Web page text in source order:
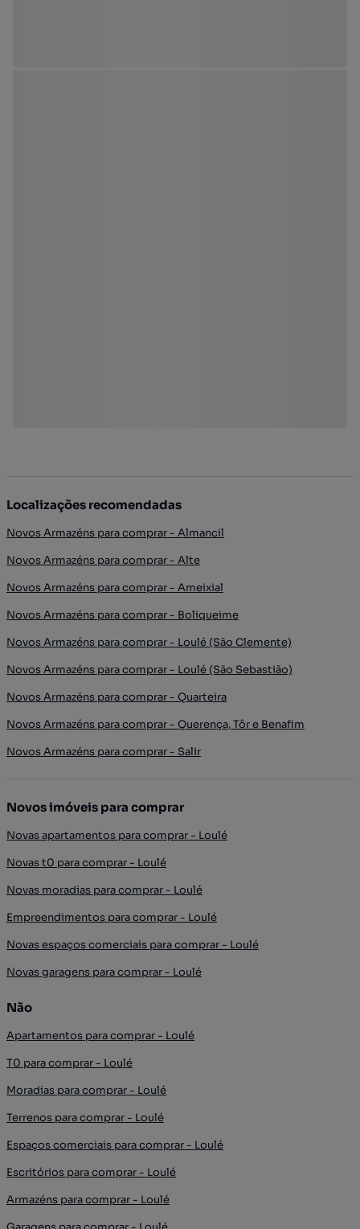
Localizações recomendadas
Novos Armazéns para comprar - Almancil
Novos Armazéns para comprar - Alte
Novos Armazéns para comprar - Ameixial
Novos Armazéns para comprar - Boliqueime
Novos Armazéns para comprar - Loulé (São Clemente)
Novos Armazéns para comprar - Loulé (São Sebastião)
Novos Armazéns para comprar - Quarteira
Novos Armazéns para comprar - Querença, Tôr e Benafim
Novos Armazéns para comprar - Salir
Novos imóveis para comprar
Novas apartamentos para comprar - Loulé
Novas t0 para comprar - Loulé
Novas moradias para comprar - Loulé
Empreendimentos para comprar - Loulé
Novas espaços comerciais para comprar - Loulé
Novas garagens para comprar - Loulé
Não
Apartamentos para comprar - Loulé
T0 para comprar - Loulé
Moradias para comprar - Loulé
Terrenos para comprar - Loulé
Espaços comerciais para comprar - Loulé
Escritórios para comprar - Loulé
Armazéns para comprar - Loulé